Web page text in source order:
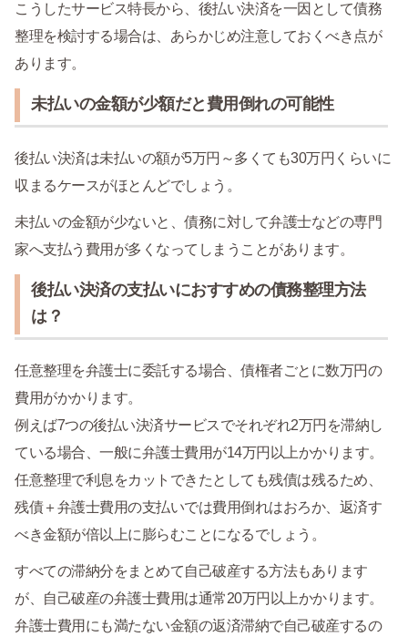
こうしたサービス特長から、後払い決済を一因として債務
整理を検討する場合は、あらかじめ注意しておくべき点が
あります。
未払いの金額が少額だと費用倒れの可能性
後払い決済は未払いの額が5万円～多くても30万円くらいに
収まるケースがほとんどでしょう。
未払いの金額が少ないと、債務に対して弁護士などの専門
家へ支払う費用が多くなってしまうことがあります。
後払い決済の支払いにおすすめの債務整理方法
は？
任意整理を弁護士に委託する場合、債権者ごとに数万円の
費用がかかります。
例えば7つの後払い決済サービスでそれぞれ2万円を滞納し
ている場合、一般に弁護士費用が14万円以上かかります。
任意整理で利息をカットできたとしても残債は残るため、
残債＋弁護士費用の支払いでは費用倒れはおろか、返済す
べき金額が倍以上に膨らむことになるでしょう。
すべての滞納分をまとめて自己破産する方法もあります
が、自己破産の弁護士費用は通常20万円以上かかります。
弁護士費用にも満たない金額の返済滞納で自己破産するの